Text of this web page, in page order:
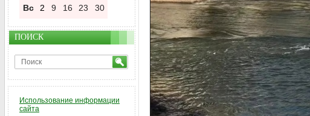
Вс 2 9 16 23 30
ПОИСК
Использование информации
сайта